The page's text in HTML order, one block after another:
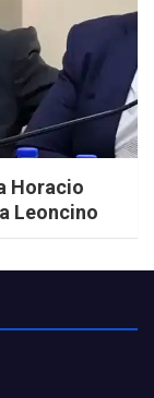
Horacio
Leoncino